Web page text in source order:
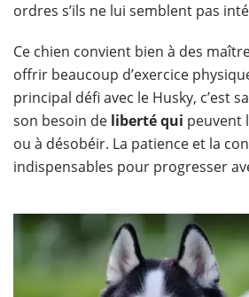
ordres s’ils ne lui semblent pas
Ce chien convient bien à des
offrir beaucoup d’exercice
principal défi avec le Husky, c’est sa
son besoin de liberté qui peuvent
ou à désobéir. La patience et la
indispensables pour progresser